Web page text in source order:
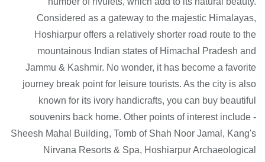
Considered as a gateway to the majestic Himalayas,
Hoshiarpur offers a relatively shorter road route to the
mountainous Indian states of Himachal Pradesh and
Jammu & Kashmir. No wonder, it has become a favorite
journey break point for leisure tourists. As the city is also
known for its ivory handicrafts, you can buy beautiful
souvenirs back home. Other points of interest include -
Sheesh Mahal Building, Tomb of Shah Noor Jamal, Kang's
Nirvana Resorts & Spa, Hoshiarpur Archaeological